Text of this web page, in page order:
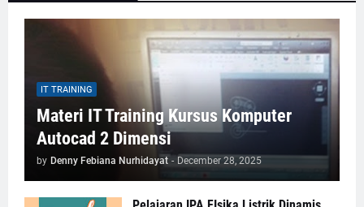
IT TRAINING
Materi IT Training Kursus Komputer
Autocad 2 Dimensi
by Denny Febiana Nurhidayat - December 28, 2025